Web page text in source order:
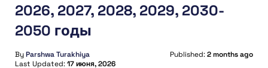
2026, 2027, 2028, 2029, 2030-
2050 годы
ByParshwa Turakhiya Published:2 months ago
Last Updated:17 июня, 2026